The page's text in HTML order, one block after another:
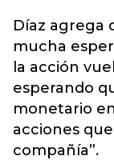
Díaz agrega
mucha
la acción
esperando
monetario
acciones
compañía”.